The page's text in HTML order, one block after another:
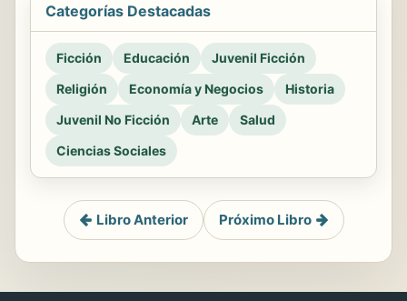
Categorías Destacadas
Ficción Educación
Juvenil Ficción
Religión
Economía y Negocios
Historia
Juvenil No Ficción
Arte
Salud
Ciencias Sociales
Libro Anterior Próximo Libro